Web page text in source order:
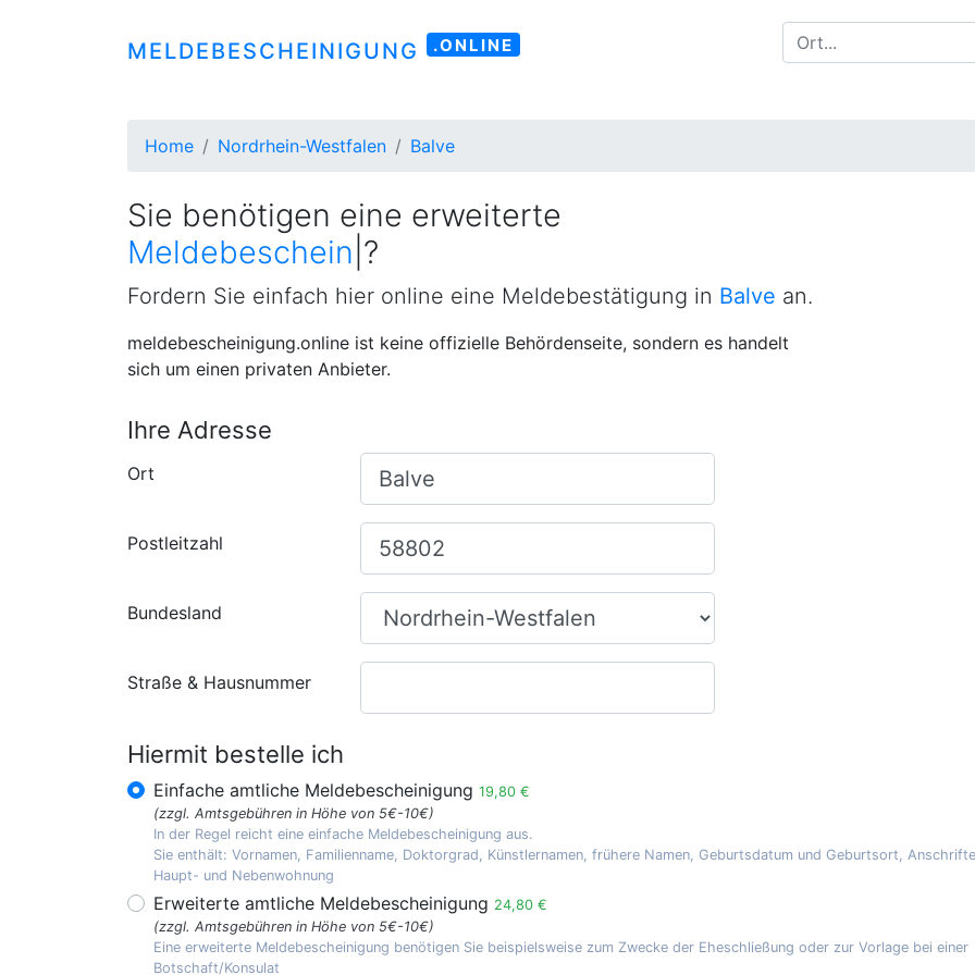
MELDEBESCHEINIGUNG .ONLINE
Home Nordrhein-Westfalen Balve
Sie benötigen eine erweiterte
Meldebescheinigung
Fordern Sie einfach hier online eine Meldebestätigung in Balve an.
meldebescheinigung.online ist keine offizielle Behördenseite, sondern es handelt
sich um einen privaten Anbieter.
Ihre Adresse
Ort
Postleitzahl
Bundesland
Straße & Hausnummer
Hiermit bestelle ich
Einfache amtliche Meldebescheinigung 19,80 €
(zzgl. Amtsgebühren in Höhe von 5€-10€)
In der Regel reicht eine einfache Meldebescheinigung aus.
Sie enthält: Vornamen, Familienname, Doktorgrad, Künstlernamen, frühere Namen, Geburtsdatum und Geburtsort,
Haupt- und Nebenwohnung
Erweiterte amtliche Meldebescheinigung 24,80 €
(zzgl. Amtsgebühren in Höhe von 5€-10€)
Eine erweiterte Meldebescheinigung benötigen Sie beispielsweise zum Zwecke der Eheschließung oder zur Vorlage bei einer
Botschaft/Konsulat